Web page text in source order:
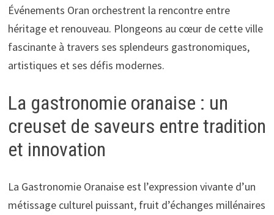
Événements Oran orchestrent la rencontre entre
héritage et renouveau. Plongeons au cœur de cette ville
fascinante à travers ses splendeurs gastronomiques,
artistiques et ses défis modernes.
La gastronomie oranaise : un
creuset de saveurs entre tradition
et innovation
La Gastronomie Oranaise est l’expression vivante d’un
métissage culturel puissant, fruit d’échanges millénaires